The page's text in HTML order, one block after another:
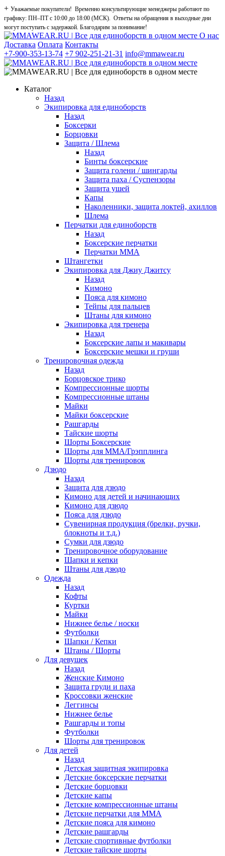
+ Уважаемые покупатели! Временно консультирующие менеджеры работают по
графику: ПН–ПТ с 10:00 до 18:00 (МСК). Ответы на обращения в выходные дни
могут поступать с задержкой. Благодарим за понимание!
О нас
Доставка Оплата Контакты
+7-900-353-13-74 +7 902-251-21-31 info@mmawear.ru
Каталог
Назад
Экипировка для единоборств
Назад
Боксерки
Борцовки
Защита / Шлема
Назад
Бинты боксерские
Защита голени / шингарды
Защита паха / Суспензоры
Защита ушей
Капы
Наколенники, защита локтей, ахиллов
Шлема
Перчатки для единоборств
Назад
Боксерские перчатки
Перчатки ММА
Штангетки
Экипировка для Джиу Джитсу
Назад
Кимоно
Пояса для кимоно
Тейпы для пальцев
Штаны для кимоно
Экипировка для тренера
Назад
Боксерские лапы и макивары
Боксерские мешки и груши
Тренировочная одежда
Назад
Борцовское трико
Компрессионные шорты
Компрессионные штаны
Майки
Майки боксерские
Рашгарды
Тайские шорты
Шорты Боксерские
Шорты для ММА/Грэпплинга
Шорты для тренировок
Дзюдо
Назад
Защита для дзюдо
Кимоно для детей и начинающих
Кимоно для дзюдо
Пояса для дзюдо
Сувенирная продукция (брелки, ручки,
блокноты и т.д.)
Сумки для дзюдо
Тренировочное оборудование
Шапки и кепки
Штаны для дзюдо
Одежда
Назад
Кофты
Куртки
Майки
Нижнее белье / носки
Футболки
Шапки / Кепки
Штаны / Шорты
Для девушек
Назад
Женские Кимоно
Защита груди и паха
Кроссовки женские
Леггинсы
Нижнее белье
Рашгарды и топы
Футболки
Шорты для тренировок
Для детей
Назад
Детская защитная экипировка
Детские боксерские перчатки
Детские борцовки
Детские капы
Детские компрессионные штаны
Детские перчатки для ММА
Детские пояса для кимоно
Детские рашгарды
Детские спортивные футболки
Детские тайские шорты